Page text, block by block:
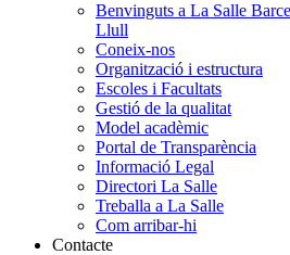
Benvinguts a La Salle
Llull
Coneix-nos
Organització i estructura
Escoles i Facultats
Gestió de la qualitat
Model acadèmic
Portal de Transparència
Informació Legal
Directori La Salle
Treballa a La Salle
Com arribar-hi
Contacte